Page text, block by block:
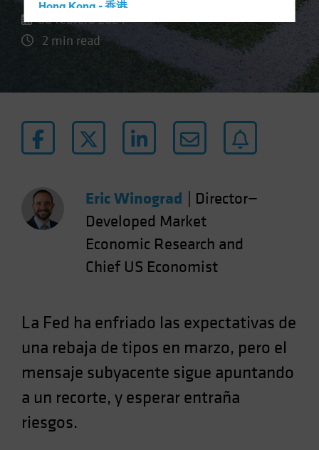
Hong Kong - 香港
Japan - 日本
Luxembourg and Other EMEA
Norway
Other Asia-Pacific
South Korea - 대한민국
Switzerland
Taiwan - 台灣
UK
06 febrero 2024
2 min read
Eric Winograd
Director—
Developed Market
Economic Research and
Chief US Economist
La Fed ha enfriado las expectativas de
una rebaja de tipos en marzo, pero el
mensaje subyacente sigue apuntando
a un recorte, y esperar entraña
riesgos.